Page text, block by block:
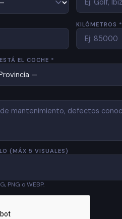
KILÓMETROS *
EL COCHE *
(MÁX 5 VISUALES)
PNG o WEBP.